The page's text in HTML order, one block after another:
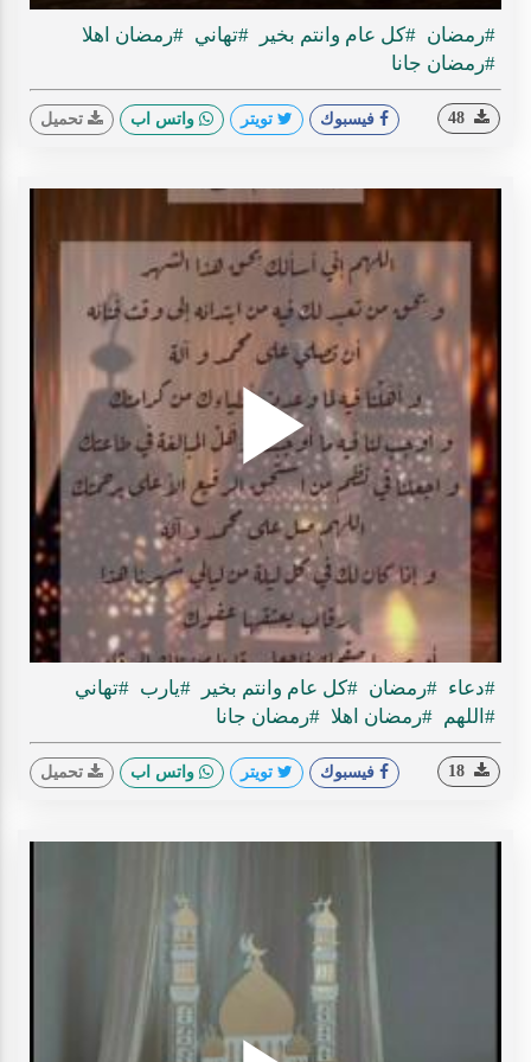
Time #رمضان #كل عام وانتم بخير #تهاني #رمضان اهلا
#رمضان جانا
فيسبوك تويتر واتس اب تحميل
Play
#دعاء #رمضان #كل عام وانتم بخير #يارب #تهاني
#اللهم #رمضان اهلا #رمضان جانا
فيسبوك تويتر واتس اب تحميل